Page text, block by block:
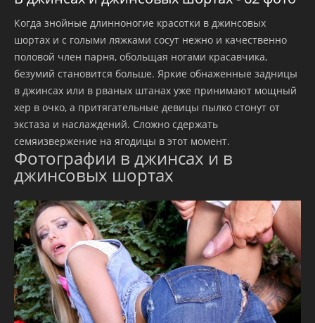
Когда знойные длинноногие красотки в джинсовых
шортах и с голыми ляжками сосут нежно и качественно
половой член парня, обольщая ногами красавчика,
безумий становится больше. Яркие обнаженные задницы
в джинсах или в рваных штанах уже принимают мощный
хер в очко, а притягательные девицы пылко стонут от
экстаза и наслаждений. Сложно сдержать
семяизвержение на ягодицы в этот момент.
Фотографии в джинсах и в
джинсовых шортах